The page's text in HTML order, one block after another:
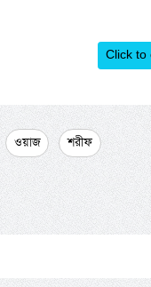
Click to
ওয়াজ শরীফ